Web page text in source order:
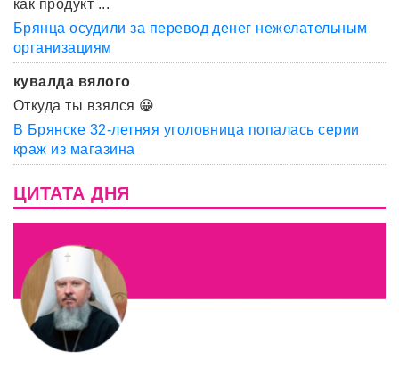
как продукт ...
Брянца осудили за перевод денег нежелательным
организациям
кувалда вялого
Откуда ты взялся 😀
В Брянске 32-летняя уголовница попалась серии
краж из магазина
ЦИТАТА ДНЯ